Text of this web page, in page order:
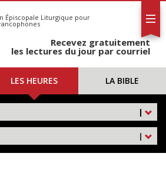
Épiscopale Liturgique pour
Recevez gratuitement
les lectures du jour par courriel
LES HEURES LA BIBLE
|
|